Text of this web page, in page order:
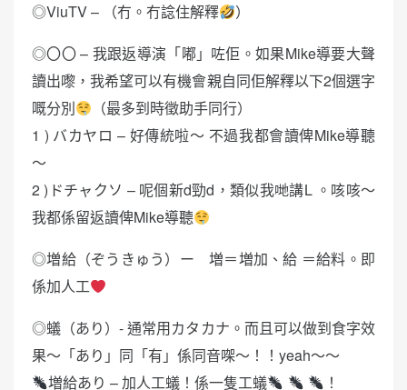
◎ViuTV – （冇。冇諗住解釋
）
◎〇〇 – 我跟返導演「嘟」咗佢。如果Mike導要大聲
讀出嚟，我希望可以有機會親自同佢解釋以下2個選字
嘅分別
（最多到時徵助手同行）
1 ) バカヤロ – 好傳統啦～ 不過我都會讀俾Mike導聽
～
2 )ドチャクソ – 呢個新d勁d，類似我哋講L 。咳咳～
我都係留返讀俾Mike導聽
◎増給（ぞうきゅう）ー 増＝増加、給 ＝給料。即
係加人工
◎蟻（あり）- 通常用カタカナ。而且可以做到食字效
果～「あり」同「有」係同音㗎～！！yeah～～
増給あり – 加人工蟻！係一隻工蟻
！